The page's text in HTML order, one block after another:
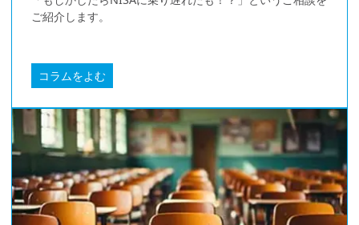
ご紹介します。
コラムをよむ